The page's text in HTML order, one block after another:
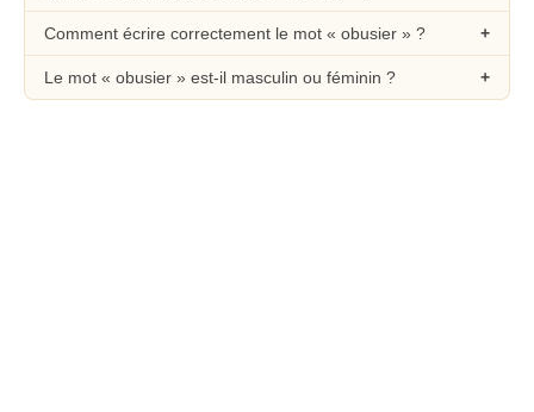
Comment écrire correctement le mot « obusier » ?
Le mot « obusier » est-il masculin ou féminin ?